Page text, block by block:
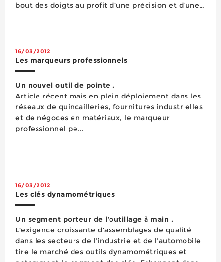
bout des doigts au profit d’une précision et d’une
16/03/2012
Les marqueurs professionnels
Un nouvel outil de pointe .
Article récent mais en plein déploiement dans les
réseaux de quincailleries, fournitures industrielles
et de négoces en matériaux, le marqueur
professionnel pe...
16/03/2012
Les clés dynamométriques
Un segment porteur de l’outillage à main .
L’exigence croissante d’assemblages de qualité
dans les secteurs de l’industrie et de l’automobile
tire le marché des outils dynamométriques et